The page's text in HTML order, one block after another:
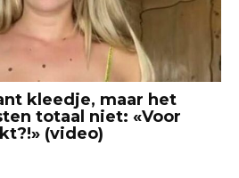
kleedje, maar het
totaal niet: «Voor
(video)